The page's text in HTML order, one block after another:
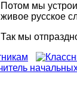
Потом мы
живое русское
Так мы